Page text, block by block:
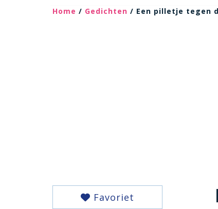
Home / Gedichten / Een pilletje tegen
Favoriet